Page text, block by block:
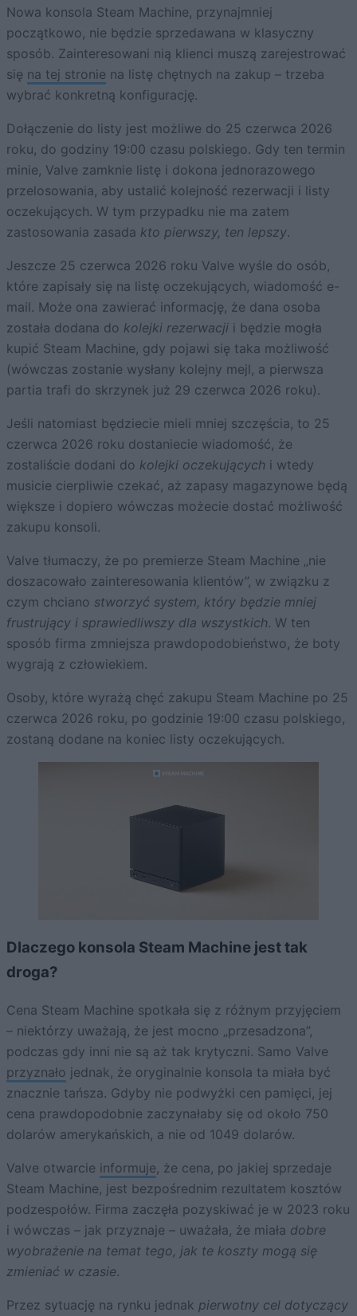
Nowa konsola Steam Machine, przynajmniej
początkowo, nie będzie sprzedawana w klasyczny
sposób. Zainteresowani nią klienci muszą zarejestrować
się na tej stronie na listę chętnych na zakup – trzeba
wybrać konkretną konfigurację.
Dołączenie do listy jest możliwe do 25 czerwca 2026
roku, do godziny 19:00 czasu polskiego. Gdy ten termin
minie, Valve zamknie listę i dokona jednorazowego
przelosowania, aby ustalić kolejność rezerwacji i listy
oczekujących. W tym przypadku nie ma zatem
zastosowania zasada kto pierwszy, ten lepszy.
Jeszcze 25 czerwca 2026 roku Valve wyśle do osób,
które zapisały się na listę oczekujących, wiadomość e-
mail. Może ona zawierać informację, że dana osoba
została dodana do kolejki rezerwacji i będzie mogła
kupić Steam Machine, gdy pojawi się taka możliwość
(wówczas zostanie wysłany kolejny mejl, a pierwsza
partia trafi do skrzynek już 29 czerwca 2026 roku).
Jeśli natomiast będziecie mieli mniej szczęścia, to 25
czerwca 2026 roku dostaniecie wiadomość, że
zostaliście dodani do kolejki oczekujących i wtedy
musicie cierpliwie czekać, aż zapasy magazynowe będą
większe i dopiero wówczas możecie dostać możliwość
zakupu konsoli.
Valve tłumaczy, że po premierze Steam Machine „nie
doszacowało zainteresowania klientów”, w związku z
czym chciano stworzyć system, który będzie mniej
frustrujący i sprawiedliwszy dla wszystkich. W ten
sposób firma zmniejsza prawdopodobieństwo, że boty
wygrają z człowiekiem.
Osoby, które wyrażą chęć zakupu Steam Machine po 25
czerwca 2026 roku, po godzinie 19:00 czasu polskiego,
zostaną dodane na koniec listy oczekujących.
Dlaczego konsola Steam Machine jest tak
droga?
Cena Steam Machine spotkała się z różnym przyjęciem
– niektórzy uważają, że jest mocno „przesadzona”,
podczas gdy inni nie są aż tak krytyczni. Samo Valve
przyznało jednak, że oryginalnie konsola ta miała być
znacznie tańsza. Gdyby nie podwyżki cen pamięci, jej
cena prawdopodobnie zaczynałaby się od około 750
dolarów amerykańskich, a nie od 1049 dolarów.
Valve otwarcie informuje, że cena, po jakiej sprzedaje
Steam Machine, jest bezpośrednim rezultatem kosztów
podzespołów. Firma zaczęła pozyskiwać je w 2023 roku
i wówczas – jak przyznaje – uważała, że miała dobre
wyobrażenie na temat tego, jak te koszty mogą się
zmieniać w czasie.
Przez sytuację na rynku jednak pierwotny cel dotyczący